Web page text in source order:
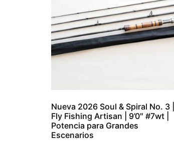
Nueva 2026 Soul & Spiral No. 3 |
Fly Fishing Artisan | 9’0″ #7wt |
Potencia para Grandes
Escenarios